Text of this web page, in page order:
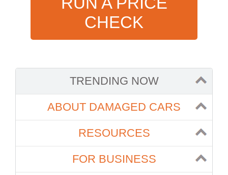
CHECK
TRENDING NOW
ABOUT DAMAGED CARS
RESOURCES
FOR BUSINESS